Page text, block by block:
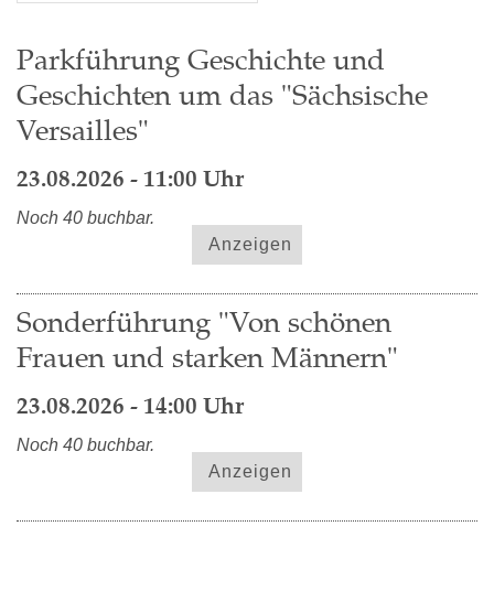
Parkführung Geschichte und
Geschichten um das "Sächsische
Versailles"
23.08.2026 - 11:00 Uhr
Noch 40 buchbar.
Anzeigen
Sonderführung "Von schönen
Frauen und starken Männern"
23.08.2026 - 14:00 Uhr
Noch 40 buchbar.
Anzeigen